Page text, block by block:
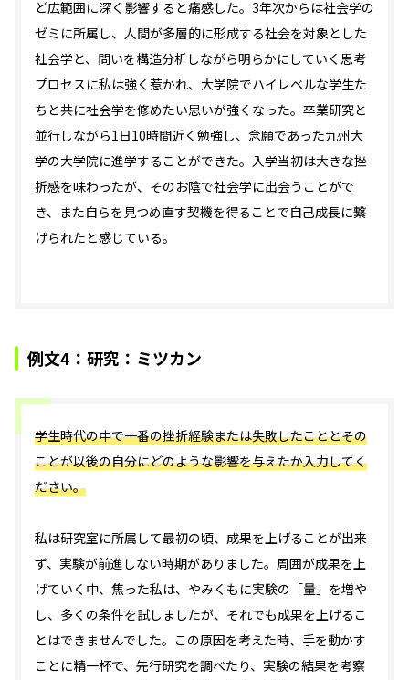
ど広範囲に深く影響すると痛感した。3年次からは社会学の
ゼミに所属し、人間が多層的に形成する社会を対象とした
社会学と、問いを構造分析しながら明らかにしていく思考
プロセスに私は強く惹かれ、大学院でハイレベルな学生た
ちと共に社会学を修めたい思いが強くなった。卒業研究と
並行しながら1日10時間近く勉強し、念願であった九州大
学の大学院に進学することができた。入学当初は大きな挫
折感を味わったが、そのお陰で社会学に出会うことがで
き、また自らを見つめ直す契機を得ることで自己成長に繋
げられたと感じている。
例文4：研究：ミツカン
学生時代の中で一番の挫折経験または失敗したこととその
ことが以後の自分にどのような影響を与えたか入力してく
ださい。
私は研究室に所属して最初の頃、成果を上げることが出来
ず、実験が前進しない時期がありました。周囲が成果を上
げていく中、焦った私は、やみくもに実験の「量」を増や
し、多くの条件を試しましたが、それでも成果を上げるこ
とはできませんでした。この原因を考えた時、手を動かす
ことに精一杯で、先行研究を調べたり、実験の結果を考察